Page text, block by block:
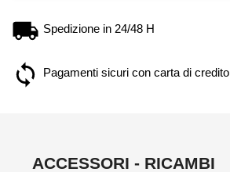
Spedizione in 24/48 H
Pagamenti sicuri con carta di credito
ACCESSORI - RICAMBI